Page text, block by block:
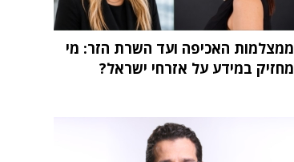
ממצלמות האכיפה ועד השרת הזר: מי
מחזיק במידע על אזרחי ישראל?